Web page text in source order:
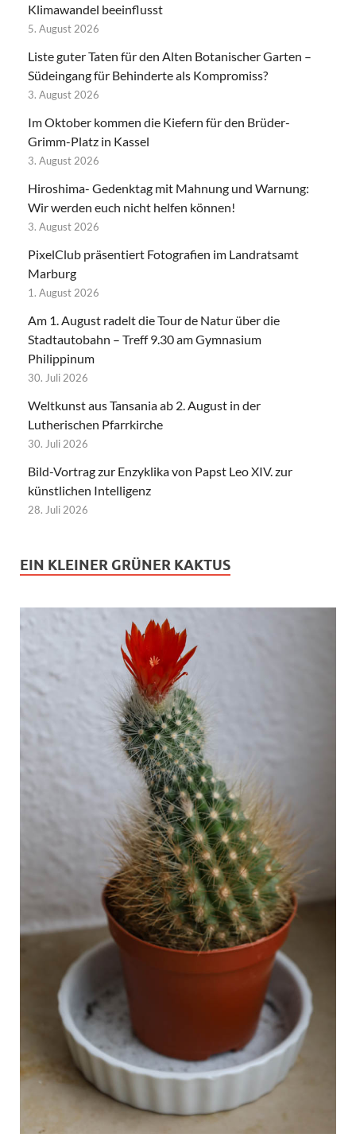
Klimawandel beeinflusst
5. August 2026
Liste guter Taten für den Alten Botanischer Garten –
Südeingang für Behinderte als Kompromiss?
3. August 2026
Im Oktober kommen die Kiefern für den Brüder-
Grimm-Platz in Kassel
3. August 2026
Hiroshima- Gedenktag mit Mahnung und Warnung:
Wir werden euch nicht helfen können!
3. August 2026
PixelClub präsentiert Fotografien im Landratsamt
Marburg
1. August 2026
Am 1. August radelt die Tour de Natur über die
Stadtautobahn – Treff 9.30 am Gymnasium
Philippinum
30. Juli 2026
Weltkunst aus Tansania ab 2. August in der
Lutherischen Pfarrkirche
30. Juli 2026
Bild-Vortrag zur Enzyklika von Papst Leo XIV. zur
künstlichen Intelligenz
28. Juli 2026
EIN KLEINER GRÜNER KAKTUS